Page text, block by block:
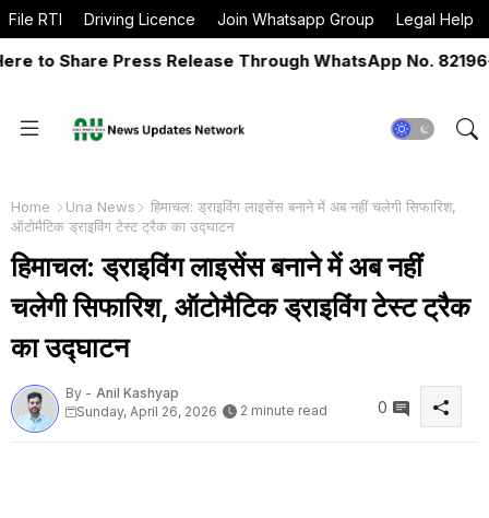
File RTI Driving Licence Join Whatsapp Group Legal Help
Share Press Release Through WhatsApp No. 82196-
Home Una News
हिमाचल: ड्राइविंग लाइसेंस बनाने में अब नहीं चलेगी सिफारिश,
ऑटोमैटिक ड्राइविंग टेस्ट ट्रैक का उद्घाटन
हिमाचल: ड्राइविंग लाइसेंस बनाने में अब नहीं
चलेगी सिफारिश, ऑटोमैटिक ड्राइविंग टेस्ट ट्रैक
का उद्घाटन
By - Anil Kashyap
Sunday, April 26, 2026
2 minute read 0